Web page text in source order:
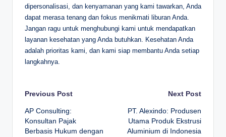
dipersonalisasi, dan kenyamanan yang kami tawarkan, Anda
dapat merasa tenang dan fokus menikmati liburan Anda.
Jangan ragu untuk menghubungi kami untuk mendapatkan
layanan kesehatan yang Anda butuhkan. Kesehatan Anda
adalah prioritas kami, dan kami siap membantu Anda setiap
langkahnya.
Post
navigation
Previous Post
AP Consulting:
Konsultan Pajak
Berbasis Hukum dengan
Next Post
PT. Alexindo: Produsen
Utama Produk Ekstrusi
Aluminium di Indonesia